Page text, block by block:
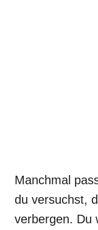
Manchmal
du versuchst,
verbergen. Du